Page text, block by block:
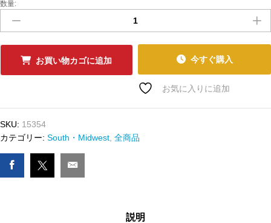
新
ﾚ
ｺ
ﾄﾞ
I
HEAR
YA
TALKIN'
/
数量:
お買い物カゴに追加 今すぐ購入
お気に入りに追加
SKU: 15354
カテゴリー: South・Midwest 全商品
説明